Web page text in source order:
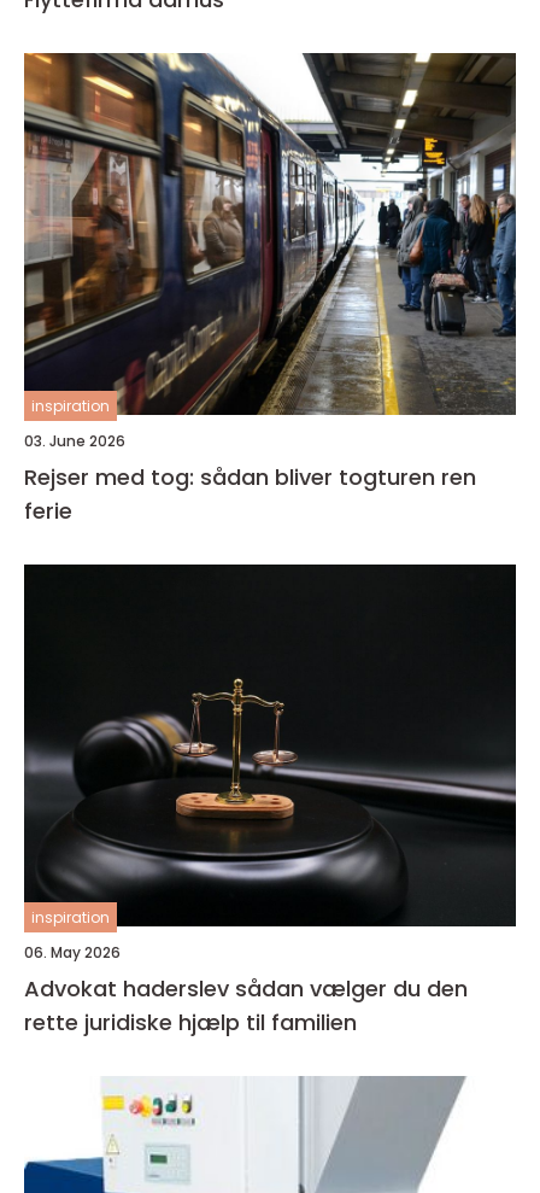
inspiration
03. June 2026
Rejser med tog: sådan bliver togturen ren
ferie
inspiration
06. May 2026
Advokat haderslev sådan vælger du den
rette juridiske hjælp til familien